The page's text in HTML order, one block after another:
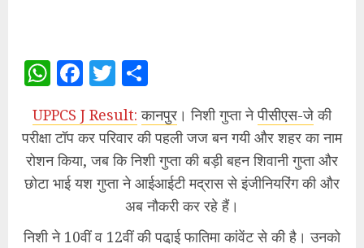
WhatsApp
Facebook
Twitter
UPPCS J Result: कानपुर । निशी गुप्ता नेपीसीएस-जेकी
परीक्षा टॉप कर परिवार की पहली जज बन गयी और शहर का नाम
रोशन किया, जब कि निशी गुप्ता की बड़ी बहन शिवानी गुप्ता और
छोटा भाई यश गुप्ता ने आईआईटी मद्रास से इंजीनियरिंग की और
अब नौकरी कर रहे हैं।
निशी ने 10वीं व 12वीं की पढा़ई फातिमा कांवेंट से की है। उनको